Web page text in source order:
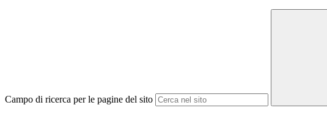
Campo di ricerca per le pagine del sito